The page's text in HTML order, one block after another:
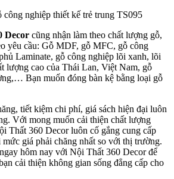
Decor cũng nhận làm theo chất lượng gỗ,
yêu cầu: Gỗ MDF, gỗ MFC, gỗ công
Laminate, gỗ công nghiệp lõi xanh, lõi
lượng cao của Thái Lan, Việt Nam, gỗ
Bạn muốn đóng bàn kệ bằng loại gỗ
tiết kiệm chi phí, giá sách hiện đại luôn
Với mong muốn cải thiện chất lượng
Thất 360 Decor luôn cố gắng cung cấp
giá phải chăng nhất so với thị trường.
hôm nay với Nội Thất 360 Decor để
cải thiện không gian sống đẳng cấp cho